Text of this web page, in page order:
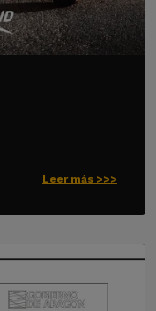
Leer más >>>